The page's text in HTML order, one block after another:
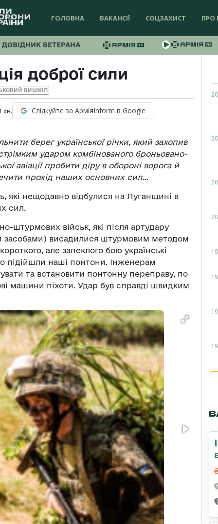
ГОЛОВНА ВАКАНСІЇ СОЦЗАХИСТ ПРО
ДОВІДНИК ВЕТЕРАНА
доброї сили
ВИШКІЛ
хв. Слідкуйте за АрміяInform в Google
берег української річки, який захопив
ударом комбінованого броньовано-
авіації пробити діру в обороні ворога й
прохід наших основних сил…
які нещодавно відбулися на Луганщині в
сил.
штурмових військ, які після артудару
засобами) висадилися штурмовим методом
але запеклого бою українські
підійшли наші понтони. Інженерам
та встановити понтонну переправу, по
машини піхоти. Удар був справді швидким